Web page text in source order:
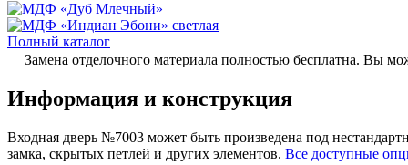
Полный каталог
Замена отделочного материала полностью бесплатна. Вы
Информация и конструкция
Входная дверь №7003 может быть произведена под
замка, скрытых петлей и других элементов. Все доступные